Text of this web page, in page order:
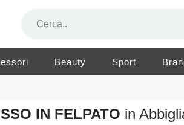
Beauty Sport
IN FELPATO in